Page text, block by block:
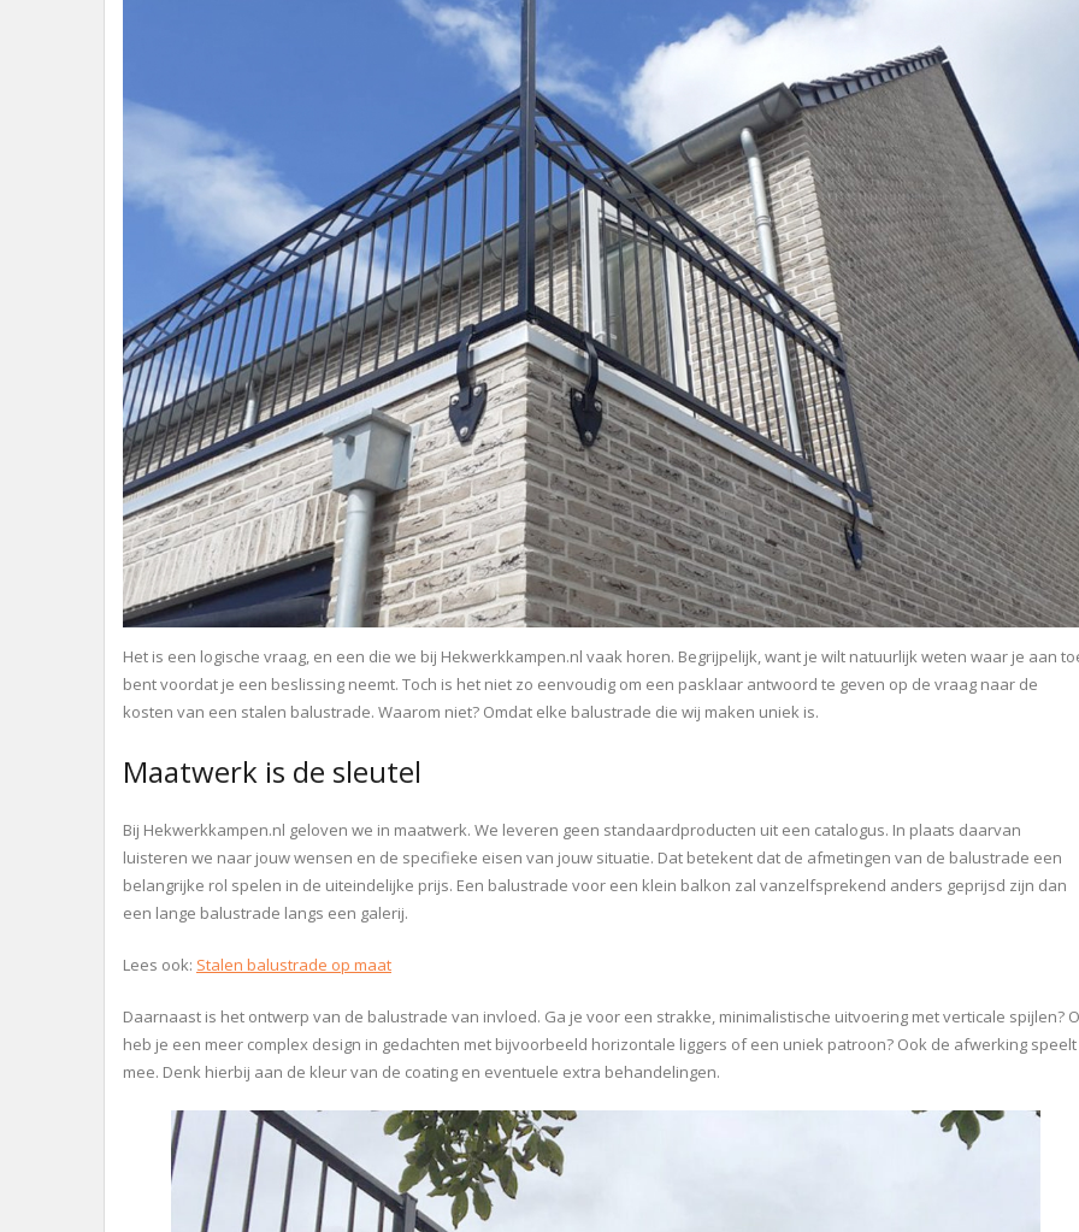
Het is een logische vraag, en een die we bij Hekwerkkampen.nl vaak horen. Begrijpelijk, want je wilt natuurlijk weten waar je aan
bent voordat je een beslissing neemt. Toch is het niet zo eenvoudig om een pasklaar antwoord te geven op de vraag naar de
kosten van een stalen balustrade. Waarom niet? Omdat elke balustrade die wij maken uniek is.
Maatwerk is de sleutel
Bij Hekwerkkampen.nl geloven we in maatwerk. We leveren geen standaardproducten uit een catalogus. In plaats daarvan
luisteren we naar jouw wensen en de specifieke eisen van jouw situatie. Dat betekent dat de afmetingen van de balustrade een
belangrijke rol spelen in de uiteindelijke prijs. Een balustrade voor een klein balkon zal vanzelfsprekend anders geprijsd zijn dan
een lange balustrade langs een galerij.
Lees ook: Stalen balustrade op maat
Daarnaast is het ontwerp van de balustrade van invloed. Ga je voor een strakke, minimalistische uitvoering met verticale spijlen?
heb je een meer complex design in gedachten met bijvoorbeeld horizontale liggers of een uniek patroon? Ook de afwerking speelt
mee. Denk hierbij aan de kleur van de coating en eventuele extra behandelingen.